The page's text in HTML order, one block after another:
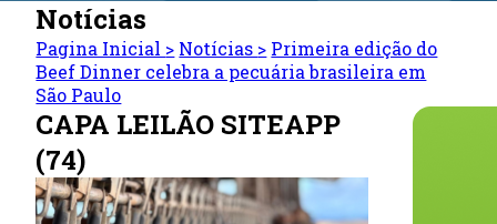
Notícias
Pagina Inicial > Notícias > Primeira edição do
Beef Dinner celebra a pecuária brasileira em
São Paulo
CAPA LEILÃO SITEAPP
(74)